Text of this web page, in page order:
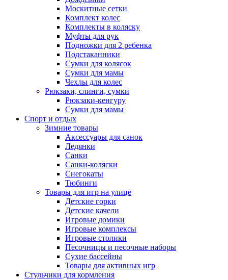
Москитные сетки
Комплект колес
Комплекты в коляску
Муфты для рук
Подножки для 2 ребенка
Подстаканники
Сумки для колясок
Сумки для мамы
Чехлы для колес
Рюкзаки, слинги, сумки
Рюкзаки-кенгуру
Сумки для мамы
Спорт и отдых
Зимние товары
Аксессуары для санок
Ледянки
Санки
Санки-коляски
Снегокаты
Тюбинги
Товары для игр на улице
Детские горки
Детские качели
Игровые домики
Игровые комплексы
Игровые столики
Песочницы и песочные наборы
Сухие бассейны
Товары для активных игр
Стульчики для кормления